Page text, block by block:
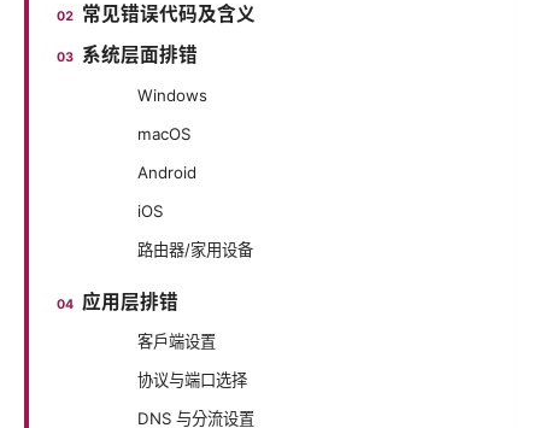
常见错误代码及含义
系统层面排错
Windows
macOS
Android
iOS
路由器/家用设备
应用层排错
客户端设置
协议与端口选择
DNS 与分流设置